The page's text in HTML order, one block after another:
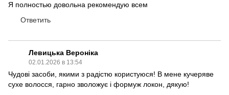
Я полностью довольна рекомендую всем
Ответить
Левицька Вероніка
02.01.2026 в 13:54
Чудові засоби, якими з радістю користуюся! В мене кучеряве
сухе волосся, гарно зволожує і формуж локон, дякую!